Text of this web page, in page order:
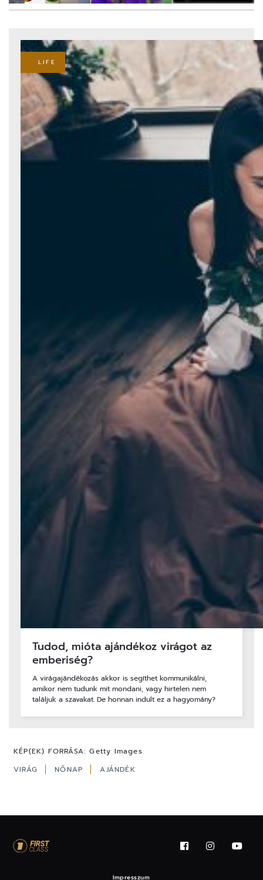
LIFE
Tudod, mióta ajándékoz virágot az
emberiség?
A virágajándékozás akkor is segíthet kommunikálni,
amikor nem tudunk mit mondani, vagy hirtelen nem
találjuk a szavakat. De honnan indult ez a hagyomány?
KÉP(EK) FORRÁSA: Getty Images
VIRÁG
NŐNAP AJÁNDÉK
Impresszum